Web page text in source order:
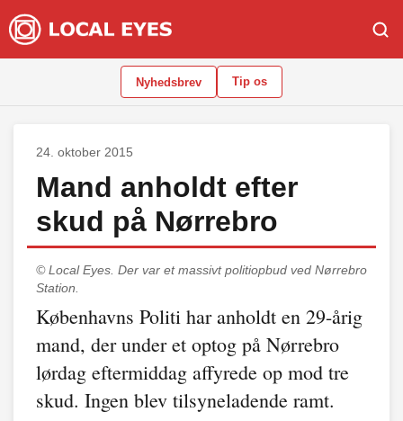
Nyhedsbrev Tip os
24. oktober 2015
Mand anholdt efter
skud på Nørrebro
© Local Eyes. Der var et massivt politiopbud ved Nørrebro
Station.
Københavns Politi har anholdt en 29-årig
mand, der under et optog på Nørrebro
lørdag eftermiddag affyrede op mod tre
skud. Ingen blev tilsyneladende ramt.